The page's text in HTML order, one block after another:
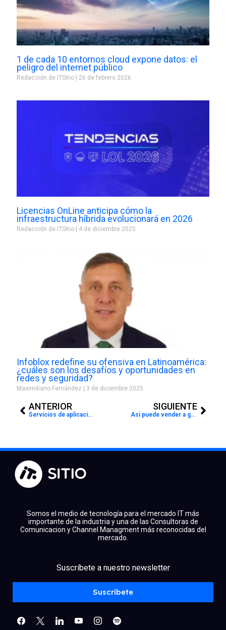
1 de cada 10 entornos cloud expone datos: el
peligro del internet público
Redacción de ITSitio 26 de febrero 2026
Licencias OnLine anticipa cómo la
infraestructura híbrida evolucionará en 2026
Redacción de ITSitio 4 de diciembre 2025
Infoblox redefine su ofensiva en Latinoamérica:
¿cuáles son los desafíos y oportunidades en
redes y seguridad?
Maximiliano Fernández 3 de diciembre 2025
ANTERIOR
Servicios de aplicaciones críticas para entornos multinube
SIGUIENTE
Así puede vender a gobierno el Canal de la mano de Cisco
Somos el medio de tecnología para el mercado IT más
importante de la industria y una de las Consultoras de
Comunicacion y Channel Managment más reconocidas del
mercado.
Suscríbete a nuestro newsletter
Suscríbete
linkedinyoutubeinstagram
spotify